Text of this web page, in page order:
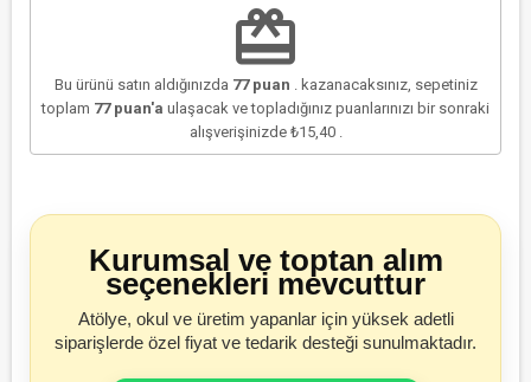
redeem
Bu ürünü satın aldığınızda 77puan . kazanacaksınız, sepetiniz
toplam 77puan'a ulaşacak ve topladığınız puanlarınızı bir sonraki
alışverişinizde ₺15,40.
Kurumsal ve toptan alım
seçenekleri mevcuttur
Atölye, okul ve üretim yapanlar için yüksek adetli
siparişlerde özel fiyat ve tedarik desteği sunulmaktadır.